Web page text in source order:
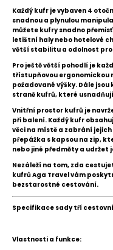
Každý kufr je vybaven 4
snadnou a plynulou
můžete kufry snadno
letištní haly nebo hotelové
větší stabilitu a odolnost
Pro ještě větší pohodlí je
třístupňovou ergonomickou
požadované výšky. Dále
straně kufrů, které
Vnitřní prostor kufrů je
při balení. Každý kufr
věci na místě a zabrání
přepážka s kapsou na zip,
nebo jiné předměty a udržet
Nezáleží na tom, zda
kufrů Aga Travel vám
bezstarostné cestování.
Specifikace sady tří
Vlastnosti a funkce: